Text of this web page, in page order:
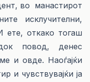
во манастирот
исклучителни,
откако тогаш
повод, денес
и овде. Наоѓајќи
и чувствувајќи ја